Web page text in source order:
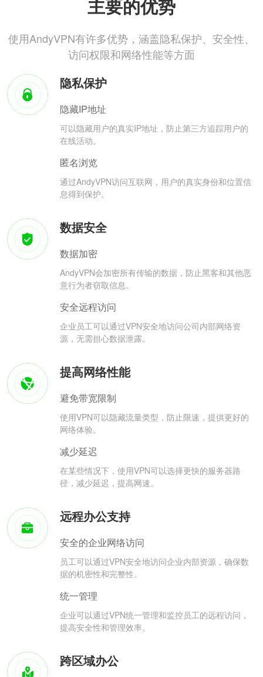
主要的优势
使用AndyVPN有许多优势，涵盖隐私保护、安全性、
访问权限和网络性能等方面
隐私保护
隐藏IP地址
可以隐藏用户的真实IP地址，防止第三方追踪用户的
在线活动。
匿名浏览
通过AndyVPN访问互联网，用户的真实身份和位置信
息得到保护。
数据安全
数据加密
AndyVPN会加密所有传输的数据，防止黑客和其他恶
意行为者窃取信息。
安全远程访问
企业员工可以通过VPN安全地访问公司内部网络资
源，无需担心数据泄露。
提高网络性能
避免带宽限制
使用VPN可以隐藏流量类型，防止限速，提供更好的
网络体验。
减少延迟
在某些情况下，使用VPN可以选择更快的服务器路
径，减少延迟，提高网速。
远程办公支持
安全的企业网络访问
员工可以通过VPN安全地访问企业内部资源，确保数
据的机密性和完整性。
统一管理
企业可以通过VPN统一管理和监控员工的远程访问，
提高安全性和管理效率。
跨区域办公